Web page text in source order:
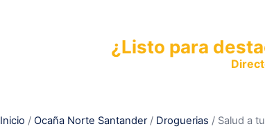
¿Listo para
Inicio / Ocaña Norte Santander/ Droguerias / Salud a